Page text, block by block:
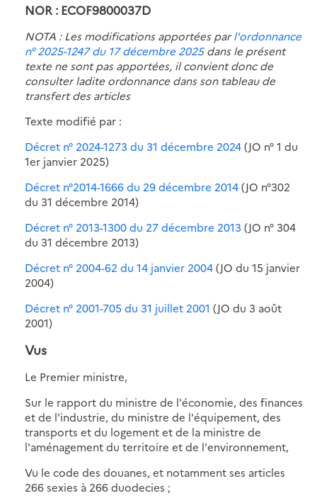
NOR : ECOF9800037D
NOTA : Les modifications apportées parl'ordonnance
n° 2025-1247 du 17 décembre 2025dans le présent
texte ne sont pas apportées, il convient donc de
consulter ladite ordonnance dans son tableau de
transfert des articles
Texte modifié par :
Décret n° 2024-1273 du 31 décembre 2024(JO n° 1 du
1er janvier 2025)
Décret n°2014-1666 du 29 décembre 2014(JO n°302
du 31 décembre 2014)
Décret n° 2013-1300 du 27 décembre 2013 (JO n° 304
du 31 décembre 2013)
Décret n° 2004-62 du 14 janvier 2004(JO du 15 janvier
2004)
Décret n° 2001-705 du 31 juillet 2001 (JO du 3 août
2001)
Vus
Le Premier ministre,
Sur le rapport du ministre de l'économie, des finances
et de l'industrie, du ministre de l'équipement, des
transports et du logement et de la ministre de
l'aménagement du territoire et de l'environnement,
Vu le code des douanes, et notamment ses articles
266 sexies à 266 duodecies ;